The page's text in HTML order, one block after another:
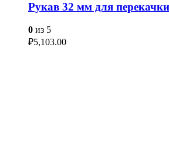
Рукав 32 мм для
0 из 5
₽5,103.00